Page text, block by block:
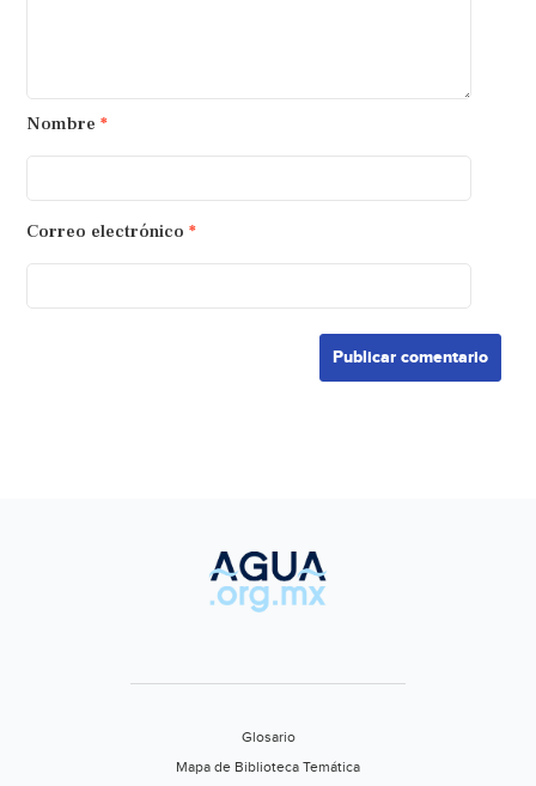
Nombre *
Correo electrónico *
Glosario
Mapa de Biblioteca Temática